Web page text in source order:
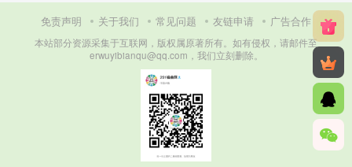
免责声明 关于我们 常见问题 友链申请 广告合作
本站部分资源采集于互联网，版权属原著所有。如有侵权，请邮件至
erwuyibianqu@qq.com，我们立刻删除。